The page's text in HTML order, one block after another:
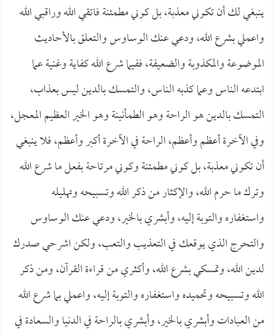
ينبغي لك أن تكوني معذبة، بل كوني مطمئنة فاتقي الله وراقبي الله
واعملي بشرع الله، ودعي عنك الوساوس والتعلق بالأحاديث
الموضوعة والمكذوبة والضعيفة، ففيما شرع الله كفاية وغنية عما
ابتدعه الناس وعما كذبه الناس، والتمسك بالدين ليس بعذاب،
التمسك بالدين هو الراحة وهو الطمأنينة وهو الخير العظيم المعجل،
وفي الآخرة أعظم وأعظم، الراحة في الآخرة أكبر وأعظم، فلا ينبغي
أن تكوني معذبة، بل كوني مطمئنة وكوني مرتاحة بفعل ما شرع الله
وترك ما حرم الله، والإكثار من ذكر الله وتسبيحه وتهليله
واستغفاره والتوبة إليه، وأبشري بالخير، ودعي عنك الوساوس
والتحرج الذي يوقعك في التعذيب والتعب، ولكن اشرحي صدرك
لدين الله، وتمسكي بشرع الله، وأكثري من قراءة القرآن، ومن ذكر
الله وتسبيحه وتحميده واستغفاره والتوبة إليه، واعملي بما شرع الله
من العبادات وأبشري بالخير، وأبشري بالراحة في الدنيا والسعادة في